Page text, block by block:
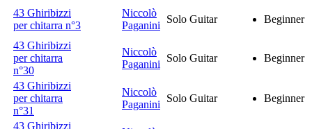
43 Ghiribizzi
per chitarra n°3
Niccolò
Paganini
Solo Guitar Beginner
43 Ghiribizzi
per chitarra
n°30
Niccolò
Paganini
Solo Guitar Beginner
43 Ghiribizzi
per chitarra
n°31
Niccolò
Paganini
Solo Guitar Beginner
43 Ghiribizzi